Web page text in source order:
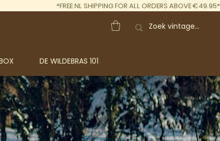
DE WILDEBRAS 101
*FREE NL SHIPPING FOR ALL ORDERS ABOVE €49.95*